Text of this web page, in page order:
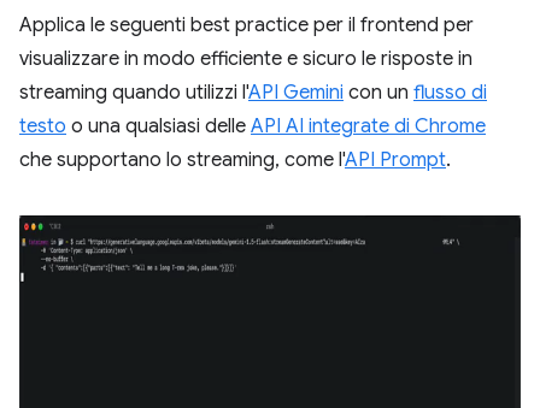
Applica le seguenti best practice per il frontend per
visualizzare in modo efficiente e sicuro le risposte in
streaming quando utilizzi l'API Gemini con un flusso di
testo o una qualsiasi delle API AI integrate di Chrome
che supportano lo streaming, come l'API Prompt.